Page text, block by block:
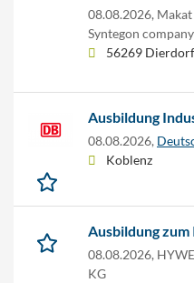
08.08.2026,
Syntegon company
56269 Dierdorf
Ausbildung
08.08.2026,
Koblenz
Ausbildung
08.08.2026,
KG